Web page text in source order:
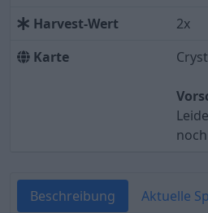
Harvest-Wert
2x
Karte
Beschreibung Aktuelle